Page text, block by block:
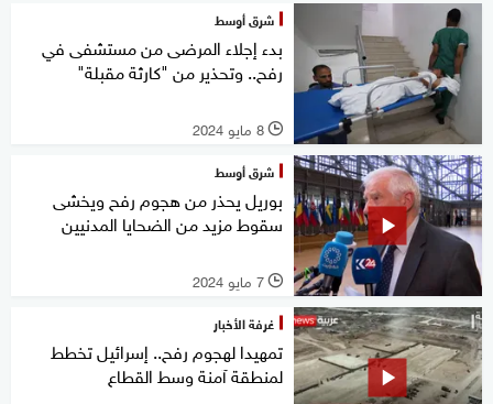
شرق أوسط
بدء إجلاء المرضى من مستشفى في
رفح.. وتحذير من "كارثة مقبلة"
l 8 مايو 2024
شرق أوسط
بوريل يحذر من هجوم رفح ويخشى
سقوط مزيد من الضحايا المدنيين
l 7 مايو 2024
غرفة الأخبار
تمهيدا لهجوم رفح.. إسرائيل تخطط
لمنطقة آمنة وسط القطاع